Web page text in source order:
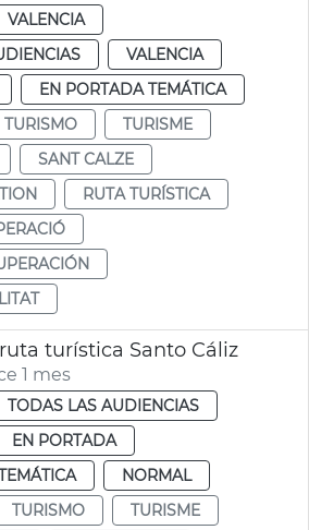
VALENCIA
VALENCIA
EN PORTADA TEMÁTICA
TURISMO
TURISME
SANT CALZE
RUTA TURÍSTICA
turística Santo Cáliz
1 mes
TODAS LAS AUDIENCIAS
EN PORTADA
NORMAL
TURISMO
TURISME